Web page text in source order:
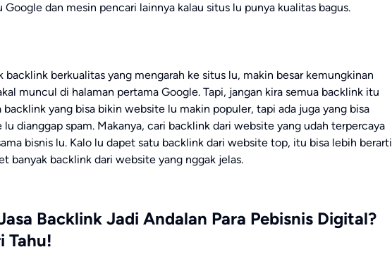
Google dan mesin pencari lainnya kalau situs lu punya kualitas bagus.
backlink berkualitas yang mengarah ke situs lu, makin besar kemungkinan
muncul di halaman pertama Google. Tapi, jangan kira semua backlink itu
backlink yang bisa bikin website lu makin populer, tapi ada juga yang bisa
dianggap spam. Makanya, cari backlink dari website yang udah terpercaya
bisnis lu. Kalo lu dapet satu backlink dari website top, itu bisa lebih berarti
banyak backlink dari website yang nggak jelas.
Backlink Jadi Andalan Para Pebisnis Digital?
Tahu!